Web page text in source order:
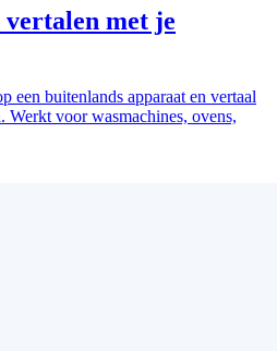
met je
een buitenlands apparaat en vertaal
Werkt voor wasmachines, ovens,